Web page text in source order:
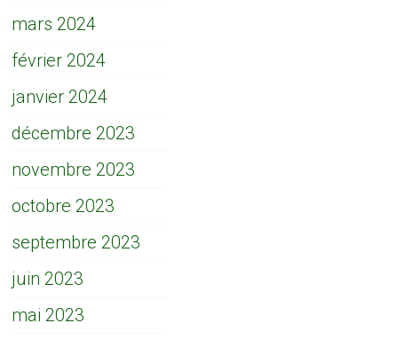
mars 2024
février 2024
janvier 2024
décembre 2023
novembre 2023
octobre 2023
septembre 2023
juin 2023
mai 2023